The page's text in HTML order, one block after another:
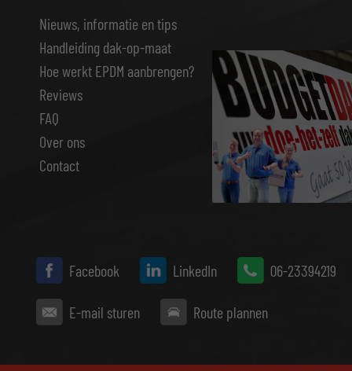
Nieuws, informatie en tips
Handleiding dak-op-maat
Hoe werkt EPDM aanbrengen?
Reviews
FAQ
Over ons
Contact
Facebook LinkedIn 06-23394219
E-mail sturen Route plannen